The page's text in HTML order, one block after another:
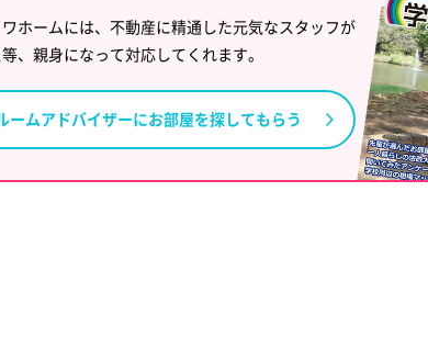
ホームには、不動産に精通した元気なスタッフが
、親身になって対応してくれます。
ームアドバイザーにお部屋を探してもらう